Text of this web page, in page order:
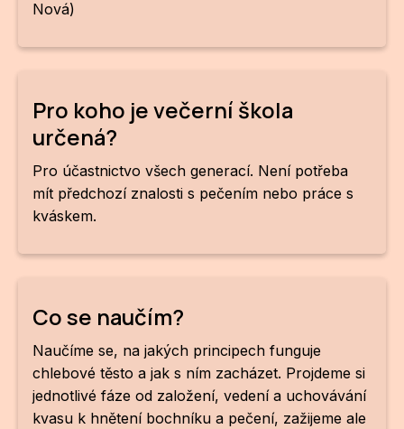
Nová)
Pro koho je večerní škola
určená?
Pro účastnictvo všech generací. Není potřeba
mít předchozí znalosti s pečením nebo práce s
kváskem.
Co se naučím?
Naučíme se, na jakých principech funguje
chlebové těsto a jak s ním zacházet. Projdeme si
jednotlivé fáze od založení, vedení a uchovávání
kvasu k hnětení bochníku a pečení, zažijeme ale